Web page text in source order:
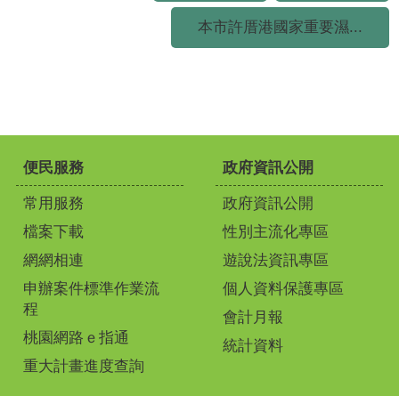
本市許厝港國家重要濕...
便民服務
常用服務
檔案下載
網網相連
申辦案件標準作業流
程
桃園網路ｅ指通
重大計畫進度查詢
政府資訊公開
政府資訊公開
性別主流化專區
遊說法資訊專區
個人資料保護專區
會計月報
統計資料